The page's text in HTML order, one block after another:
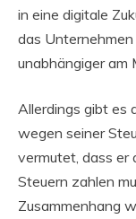
in eine digitale
das Unternehmen
unabhängiger am
Allerdings gibt es
wegen seiner
vermutet, dass er
Steuern zahlen
Zusammenhang